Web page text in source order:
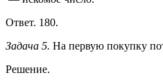
Ответ. 180.
Задача 5. На первую покупку
Решение.